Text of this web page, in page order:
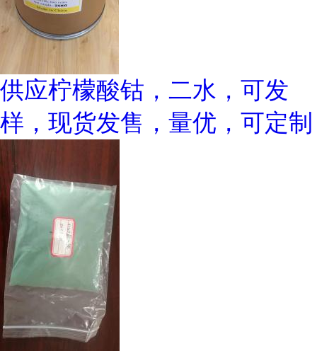
供应柠檬酸钴，二水，可发
样，现货发售，量优，可定制